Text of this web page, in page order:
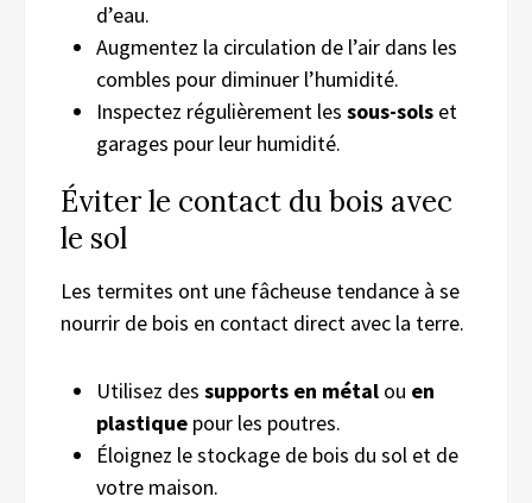
d’eau.
Augmentez la circulation de l’air dans les
combles pour diminuer l’humidité.
Inspectez régulièrement les sous-sols et
garages pour leur humidité.
Éviter le contact du bois avec
le sol
Les termites ont une fâcheuse tendance à se
nourrir de bois en contact direct avec la terre.
Utilisez des supports en métal ou en
plastique pour les poutres.
Éloignez le stockage de bois du sol et de
votre maison.